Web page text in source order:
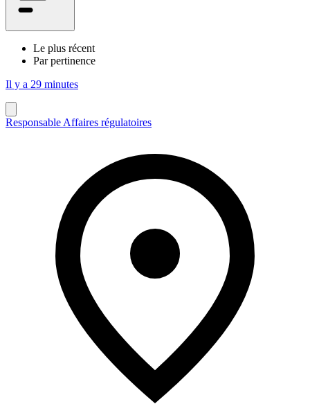
Le plus récent
Par pertinence
Il y a 29 minutes
Responsable Affaires régulatoires